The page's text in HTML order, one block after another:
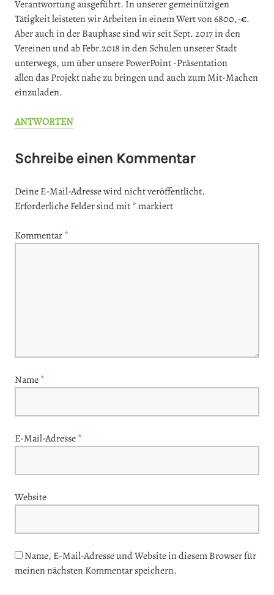
Verantwortung ausgeführt. In unserer gemeinützigen
Tätigkeit leisteten wir Arbeiten in einem Wert von 6800,-€.
Aber auch in der Bauphase sind wir seit Sept. 2017 in den
Vereinen und ab Febr.2018 in den Schulen unserer Stadt
unterwegs, um über unsere PowerPoint -Präsentation
allen das Projekt nahe zu bringen und auch zum Mit-Machen
einzuladen.
ANTWORTEN
Schreibe einen Kommentar
Deine E-Mail-Adresse wird nicht veröffentlicht.
Erforderliche Felder sind mit*markiert
Kommentar*
Name*
E-Mail-Adresse*
Website
Name, E-Mail-Adresse und Website in diesem Browser für
meinen nächsten Kommentar speichern.